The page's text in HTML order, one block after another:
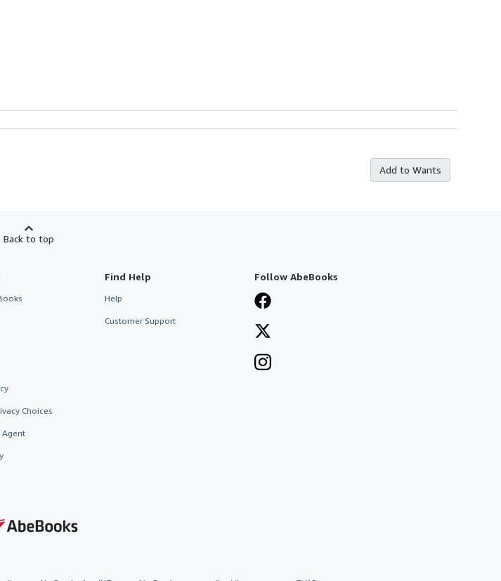
Add to Wants
Back to top
Choices
Agent
Find Help
Help
Customer Support
Follow AbeBooks